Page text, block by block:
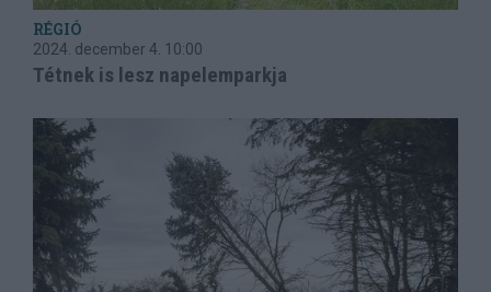
RÉGIÓ
2024. december 4. 10:00
Tétnek is lesz napelemparkja